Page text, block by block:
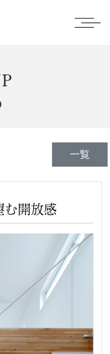
一覧
む開放感